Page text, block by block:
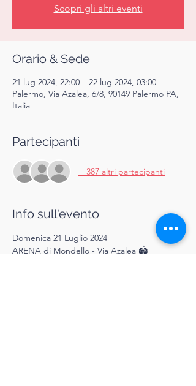
Scopri gli altri eventi
Orario & Sede
21 lug 2024, 22:00 – 22 lug 2024, 03:00
Palermo, Via Azalea, 6/8, 90149 Palermo PA,
Italia
Partecipanti
+ 387 altri partecipanti
Info sull'evento
Domenica 21 Luglio 2024
ARENA di Mondello - Via Azalea 🏟️